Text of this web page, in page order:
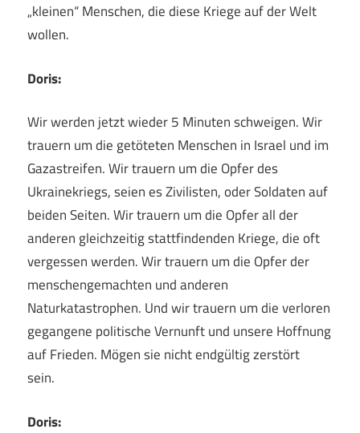
„kleinen“ Menschen, die diese Kriege auf der Welt
wollen.
Doris:
Wir werden jetzt wieder 5 Minuten schweigen. Wir
trauern um die getöteten Menschen in Israel und im
Gazastreifen. Wir trauern um die Opfer des
Ukrainekriegs, seien es Zivilisten, oder Soldaten auf
beiden Seiten. Wir trauern um die Opfer all der
anderen gleichzeitig stattfindenden Kriege, die oft
vergessen werden. Wir trauern um die Opfer der
menschengemachten und anderen
Naturkatastrophen. Und wir trauern um die verloren
gegangene politische Vernunft und unsere Hoffnung
auf Frieden. Mögen sie nicht endgültig zerstört
sein.
Doris: